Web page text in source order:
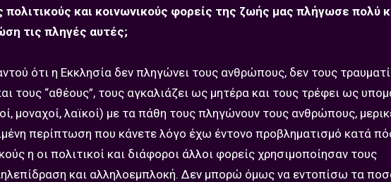
και κοινωνικούς φορείς της ζωής μας πλήγωσε πολύ
τις πληγές αυτές;
ότι η Εκκλησία δεν πληγώνει τους ανθρώπους, δεν τους
τους “αθέους”, τους αγκαλιάζει ως μητέρα και τους τρέφει ως
μοναχοί, λαϊκοί) με τα πάθη τους πληγώνουν τους ανθρώπους,
περίπτωση που κάνετε λόγο έχω έντονο προβληματισμό κατά
η οι πολιτικοί και διάφοροι άλλοι φορείς χρησιμοποίησαν τους
και αλληλοεμπλοκή. Δεν μπορώ όμως να εντοπίσω τα